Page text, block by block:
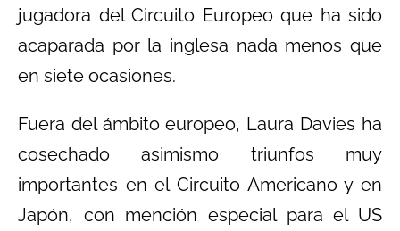
jugadora del Circuito Europeo que ha sido
acaparada por la inglesa nada menos que
en siete ocasiones.
Fuera del ámbito europeo, Laura Davies ha
cosechado asimismo triunfos muy
importantes en el Circuito Americano y en
Japón, con mención especial para el US